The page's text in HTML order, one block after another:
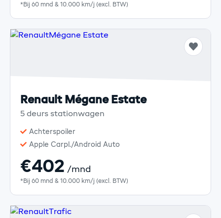
*Bij 60 mnd & 10.000 km/j (excl. BTW)
Renault Mégane Estate
5 deurs stationwagen
Achterspoiler
Apple Carpl./Android Auto
€402 /mnd
*Bij 60 mnd & 10.000 km/j (excl. BTW)